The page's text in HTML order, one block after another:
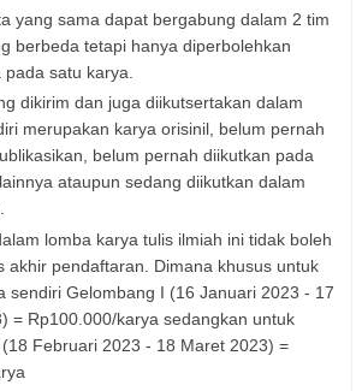
yang sama dapat bergabung dalam 2 tim
berbeda tetapi hanya diperbolehkan
satu karya.
dikirim dan juga diikutsertakan dalam
merupakan karya orisinil, belum pernah
belum pernah diikutkan pada
ataupun sedang diikutkan dalam
lomba karya tulis ilmiah ini tidak boleh
akhir pendaftaran. Dimana khusus untuk
sendiri Gelombang I (16 Januari 2023 - 17
= Rp100.000/karya sedangkan untuk
Februari 2023 - 18 Maret 2023) =